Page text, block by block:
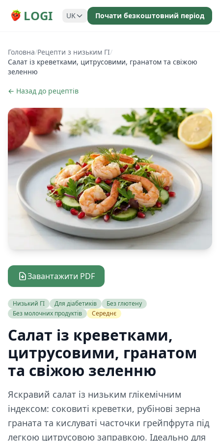
LOGI UK Почати безкоштовний період
Головна/Рецепти з низьким ГІ/
Салат із креветками, цитрусовими, гранатом та свіжою
зеленню
← Назад до рецептів
Завантажити PDF
Низький ГІ Для діабетиків
Без глютену
Без молочних продуктів
Середнє
Салат із креветками,
цитрусовими, гранатом
та свіжою зеленню
Яскравий салат із низьким глікемічним
індексом: соковиті креветки, рубінові зерна
граната та кислуваті часточки грейпфрута під
легкою цитрусовою заправкою. Ідеально для